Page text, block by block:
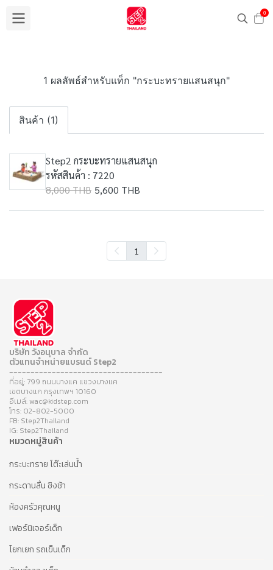
0
1 ผลลัพธ์สำหรับแท็ก "กระบะทรายแสนสนุก"
สินค้า (1)
Step2 กระบะทรายแสนสนุก
รหัสสินค้า : 7220
8,000 THB 5,600 THB
1
บริษัท วังอนุบาล จำกัด
ตัวแทนจำหน่ายแบรนด์ Step2
------------------------------------
ที่อยู่: 799 ถนนบางแค แขวงบางแค
เขตบางแค กรุงเทพฯ 10160
อีเมล์: wac@kidstep.com
โทร: 02-802-5000
FB: Step2Thailand
IG: Step2Thailand
หมวดหมู่สินค้า
กระบะทราย โต๊ะเล่นน้ำ
กระดานลื่น ชิงช้า
ห้องครัวคุณหนู
เฟอร์นิเจอร์เด็ก
โยกเยก รถเข็นเด็ก